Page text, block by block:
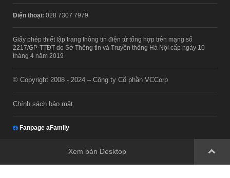
Điện thoại: 028 7307 7979
Giấy phép thiết lập trang thông tin điện tử tổng hợp trên mạng số
2217/GP-TTĐT do Sở Thông tin và Truyền thông Hà Nội cấp ngày 10
tháng 4 năm 2019
© Copyright 2008 - 2024 – Công ty Cổ phần VCCorp
Chính sách bảo mật
Fanpage aFamily
Xem bản Desktop